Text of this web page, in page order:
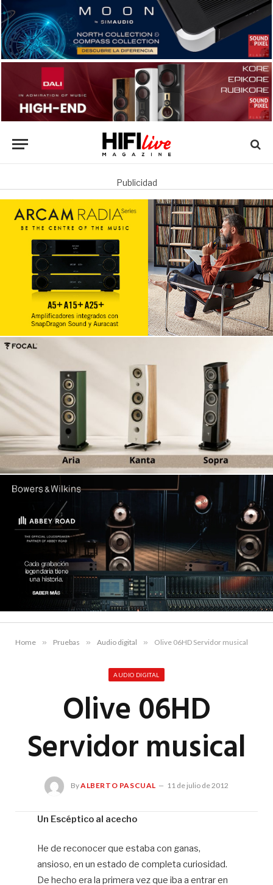
Publicidad
Home » Pruebas » Audio digital » Olive 06HD Servidor musical
AUDIO DIGITAL
Olive 06HD
Servidor musical
ByALBERTO PASCUAL 11 de julio de 2012
Un Escéptico al acecho
He de reconocer que estaba con ganas,
ansioso, en un estado de completa curiosidad.
De hecho era la primera vez que iba a entrar en